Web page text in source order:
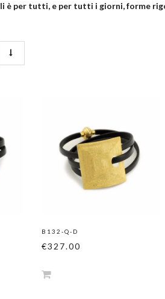
è per tutti, e per tutti i giorni, forme
B132-Q-D
€327.00